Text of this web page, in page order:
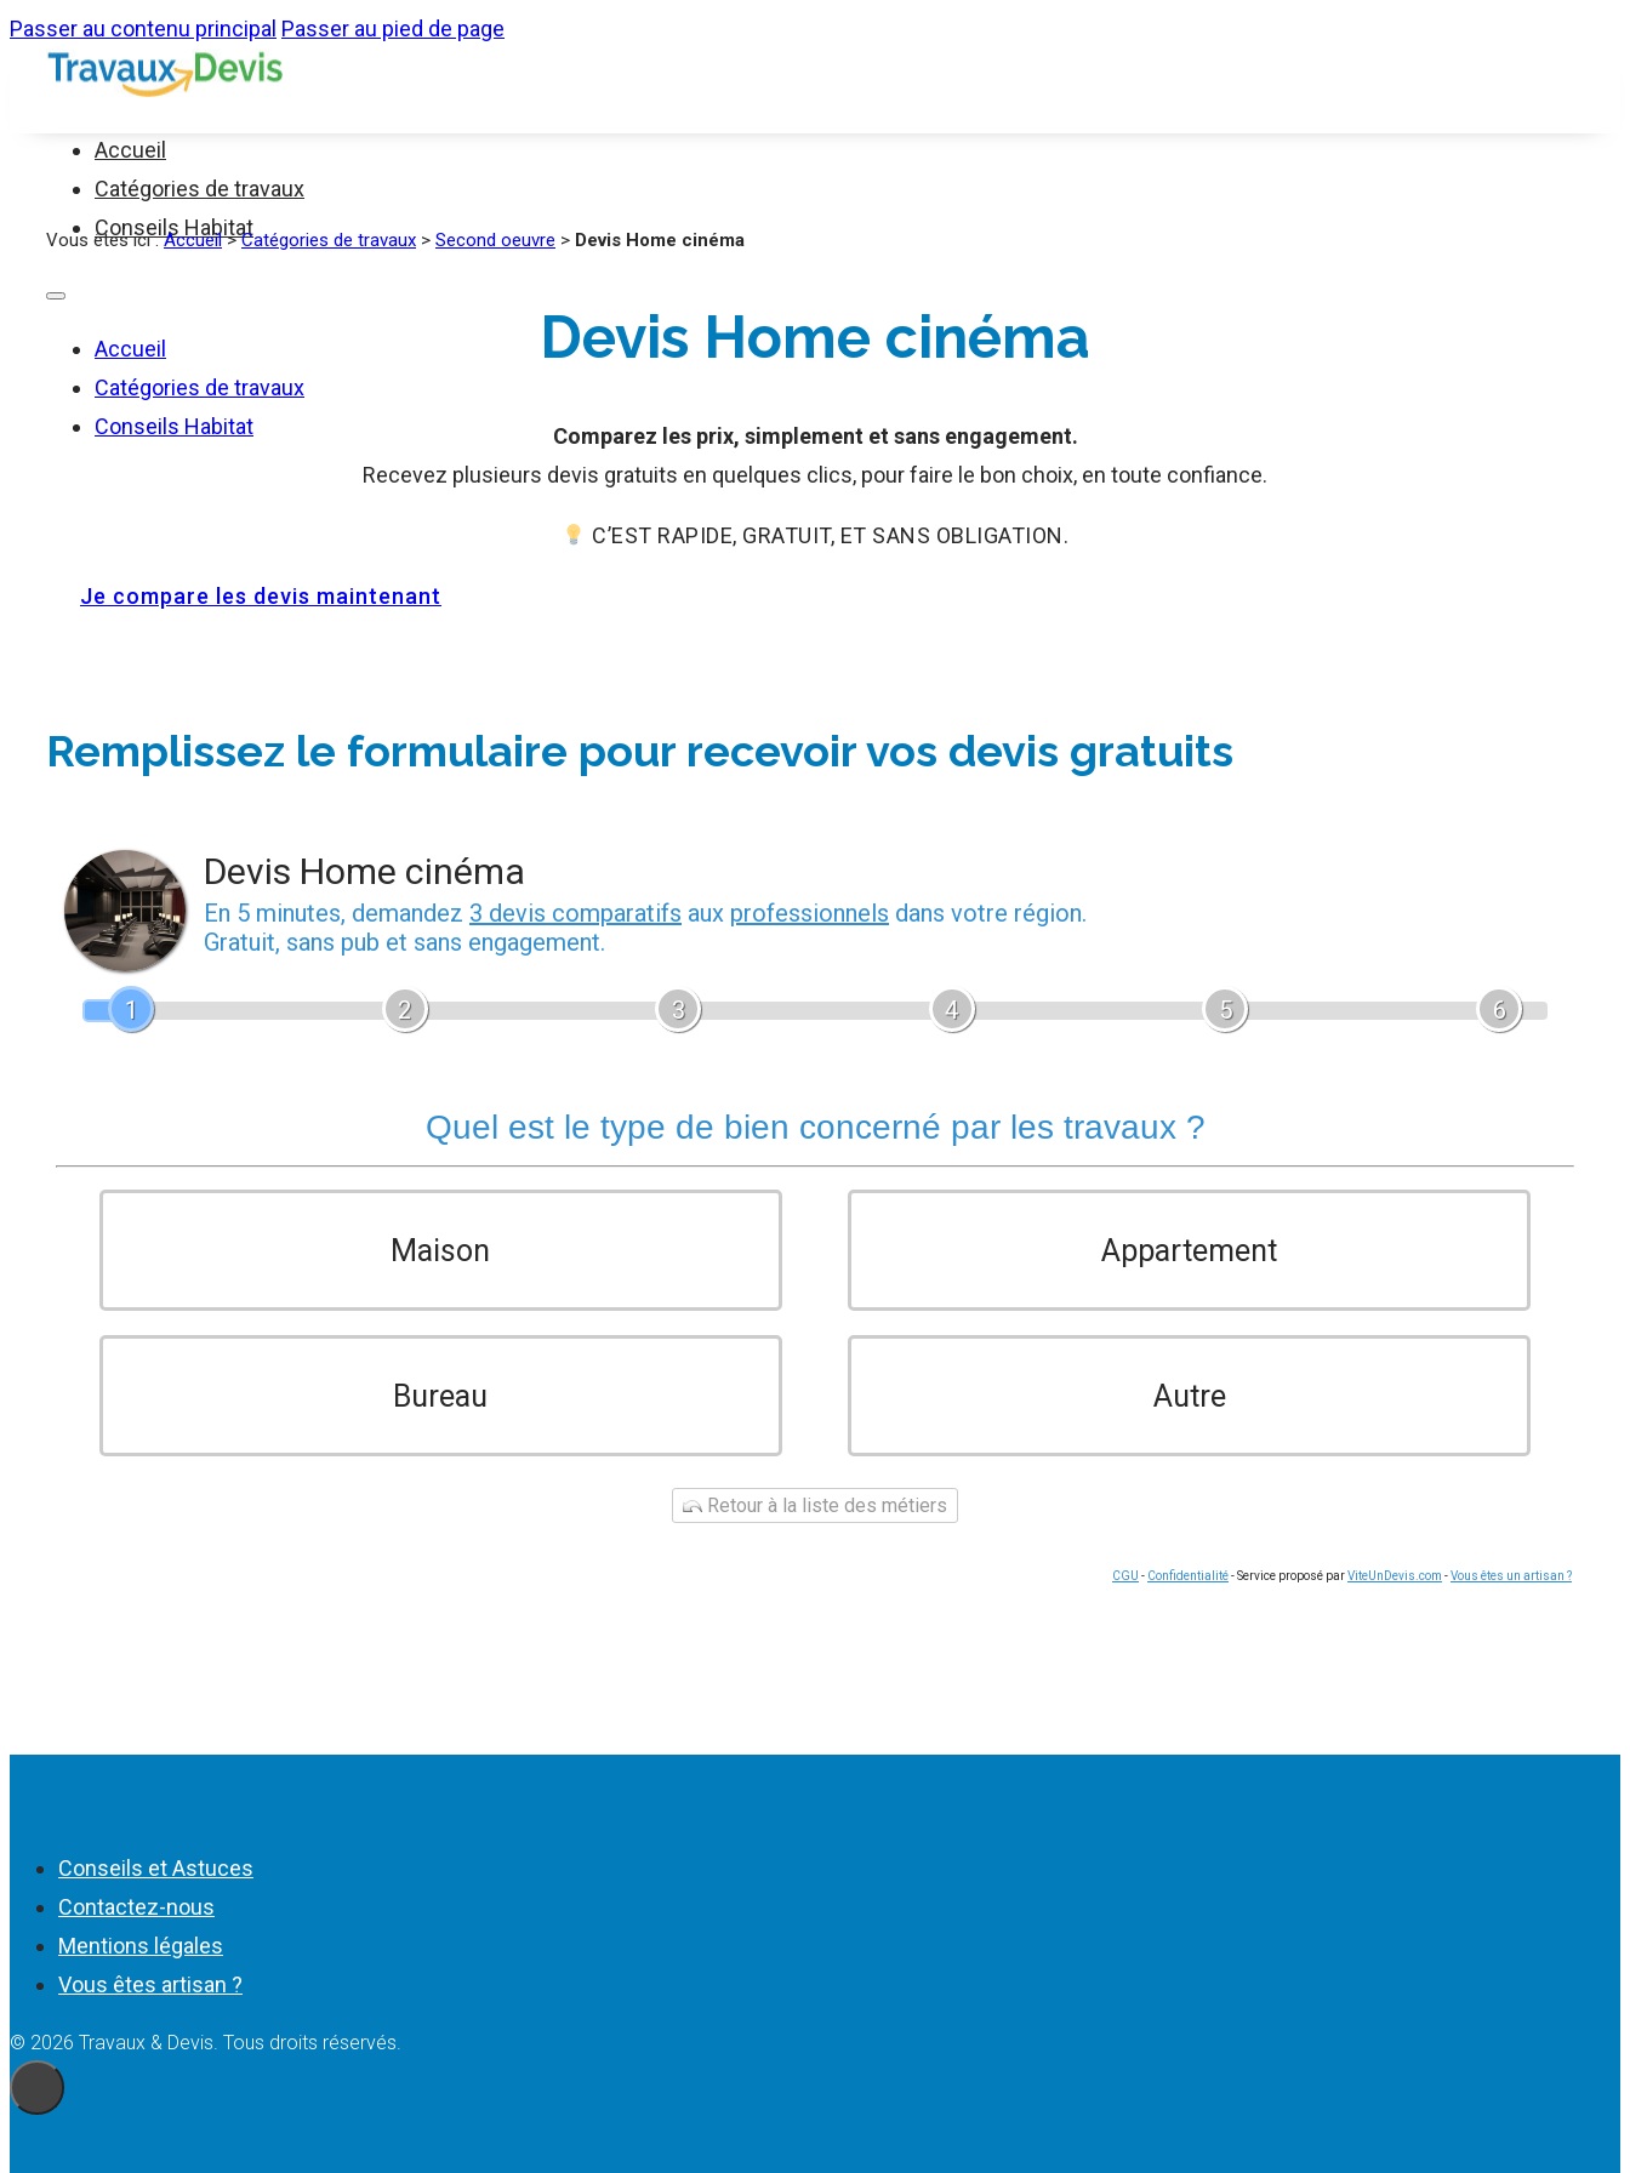
Passer au contenu principal Passer au pied de page
Accueil
Catégories de travaux
Conseils Habitat
Accueil
Catégories de travaux
Conseils Habitat
Vous êtes ici :Accueil>Catégories de travaux > Second oeuvre > Devis Home cinéma
Devis Home cinéma
Comparez les prix, simplement et sans engagement.
Recevez plusieurs devis gratuits en quelques clics, pour faire le bon choix, en toute confiance.
C’EST RAPIDE, GRATUIT, ET SANS OBLIGATION.
Je compare les devis maintenant
Remplissez le formulaire pour recevoir vos devis gratuits
Devis Home cinéma
En 5 minutes, demandez 3 devis comparatifs aux professionnels dans votre région.
Gratuit, sans pub et sans engagement.
1 2 3 4 5 6
Quel est le type de bien concerné par les travaux ?
Maison Appartement
Bureau Autre
Retour à la liste des métiers
CGU - Confidentialité- Service proposé parViteUnDevis.com -Vous êtes un artisan ?
Conseils et Astuces
Contactez-nous
Mentions légales
Vous êtes artisan ?
© 2026 Travaux & Devis. Tous droits réservés.